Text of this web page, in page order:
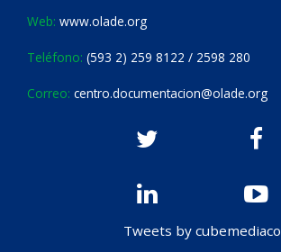
Web: www.olade.org
Teléfono: (593 2) 259 8122 / 2598 280
Correo: centro.documentacion@olade.org
Tweets by cubemediaco